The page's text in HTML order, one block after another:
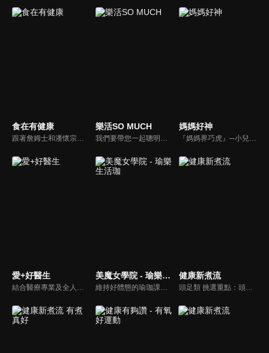
食在有健康
跟著詹姆士和潘懷宗博士就能輕鬆學料理！只是品嚐美食之餘，身體健康也要懂得把關，每集都會傳授生活健康資訊，破除一般飲食迷思，讓大家吃得美味、活得健康！
樂活SO MUCH
我們要帶您一起聰明快樂過生活！由聰明生活家張雅芳主持的健康休閒資訊類節目，主題式介紹探討各種飲食、保健、醫學、休閒、民生、環保等，各種國人關心的樂活新訊，讓觀眾朋友一同感受快樂、用心過生活，其實就是那麼的簡單。
媽媽好神
『媽媽界巧虎』─小兒科醫師黃瑽寧，『國民媽媽』─鍾欣凌，兩人領軍擁有十八般武藝的好神媽媽團，為全台媽媽們發聲，所有育兒新知，家庭秘辛，全家大小健康，都會在《媽媽好神》一一解惑！
愛+好醫生
結合醫療專業及全人關懷的新型態節目，主持人黃瑽寧醫師親訪家庭，跨領域醫療顧問團全方位檢視，提供最完整、實用和正確的資訊來守護孩子的健康。
美魔女學院 - 瑜樂生活珈
維持好體態的瑜珈課程，有著豐富的瑜珈姿勢，伸展筋骨舒緩全身疲勞，緊緻肌肉線條，不只能雕塑美美的身材也能夠讓身心靈都暢快健康，跟上我們的腳步一起踏上瑜樂生活珈，輕鬆好上手，快樂享瘦！
健康新煮流
頭足類 挑選重點：頭足類利用清洗時去除內臟可以降低膽固醇的攝取。挑選雙眼清澈明亮，眼球稍微凸出，肉質結實有彈性為佳。身體具透明感，觸腕或是吸盤一碰到活體就會吸附住便是新鮮的。